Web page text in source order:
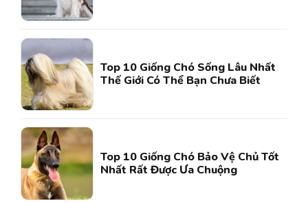
Top 10 Giống Chó Sống Lâu Nhất
Thế Giới Có Thể Bạn Chưa Biết
Top 10 Giống Chó Bảo Vệ Chủ Tốt
Nhất Rất Được Ưa Chuộng